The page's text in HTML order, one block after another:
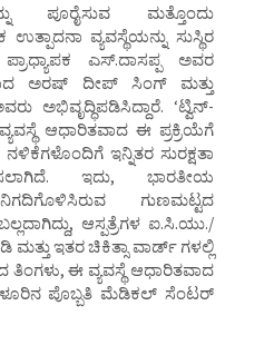
ಪೂರೈಸುವ ಮತ್ತೊಂದು
ವ್ಯವಸ್ಥೆಯನ್ನು ಸುಸ್ಥಿರ
ಪ್ರಾಧ್ಯಾಪಕ ಎಸ್.ದಾಸಪ್ಪ ಅವರ
ಅರಷ್ ದೀಪ್ ಸಿಂಗ್ ಮತ್ತು
ಅಭಿವೃದ್ಧಿಪಡಿಸಿದ್ದಾರೆ. ‘ಟ್ವಿನ್-
ಆಧಾರಿತವಾದ ಈ ಪ್ರಕ್ರಿಯೆಗೆ
ಇನ್ನಿತರ ಸುರಕ್ಷತಾ
ಇದು, ಭಾರತೀಯ
ಗುಣಮಟ್ಟದ
ಆಸ್ಪತ್ರೆಗಳ ಐ.ಸಿ.ಯು./
ಮತ್ತು ಇತರ ಚಿಕಿತ್ಸಾ ವಾರ್ಡ್ ಗಳಲ್ಲಿ
ತಿಂಗಳು, ಈ ವ್ಯವಸ್ಥೆ ಆಧಾರಿತವಾದ
ಪೊಬ್ಬತಿ ಮೆಡಿಕಲ್ ಸೆಂಟರ್